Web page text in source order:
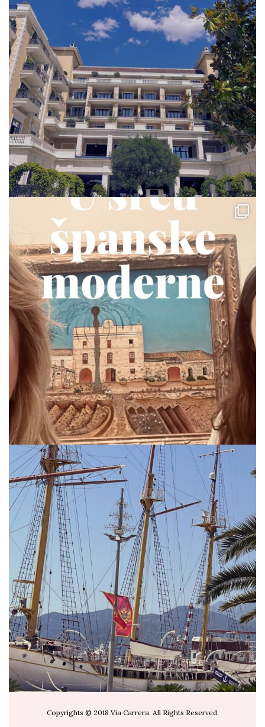
Jul 23
via.carrera
Jul 19
via.carrera
Jul 19
Copyrights © 2018 Via Carrera. All Rights Reserved.